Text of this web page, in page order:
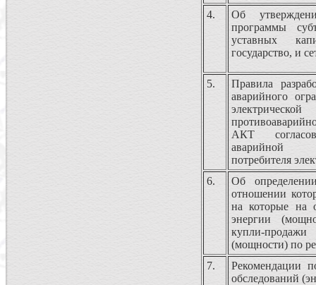
4.
Об
программы
уставных
государство, и
5.
Правила
аварийного
АКТ
аварийной
потребителя
6.
Об
отношении
на которые на
энергии
купли-
(мощности) по
7.
Рекомендации
обследований